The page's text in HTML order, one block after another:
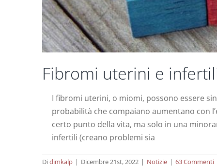
Fibromi uterini e
I fibromi uterini, o miomi, possono essere
probabilità che compaiano aumentano con
certo punto della vita, ma solo in una
infertili (creano problemi sia
Didimkalp | Dicembre 21st, 2022 | Notizie | 63 Commenti
L’aborto